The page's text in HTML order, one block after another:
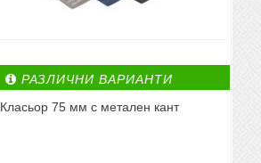
РАЗЛИЧНИ ВАРИАНТИ
Класьор 75 мм с метален кант